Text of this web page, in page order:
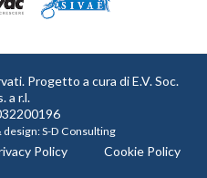
Progetto a cura diE.V. Soc.
a r.l.
design:S-D Consulting
Policy Cookie Policy